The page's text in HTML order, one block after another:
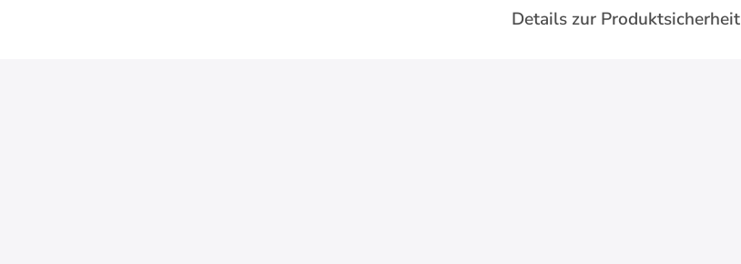
Details zur Produktsicherheit